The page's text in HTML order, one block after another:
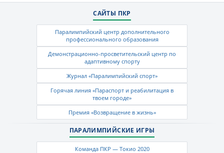
САЙТЫ ПКР
Паралимпийский центр дополнительного
профессионального образования
Демонстрационно-просветительский центр по
адаптивному спорту
Журнал «Паралимпийский спорт»
Горячая линия «Параспорт и реабилитация в
твоем городе»
Премия «Возвращение в жизнь»
ПАРАЛИМПИЙСКИЕ ИГРЫ
Команда ПКР — Токио 2020